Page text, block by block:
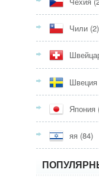
Чили (2)
Швеция
Япония
яя (84)